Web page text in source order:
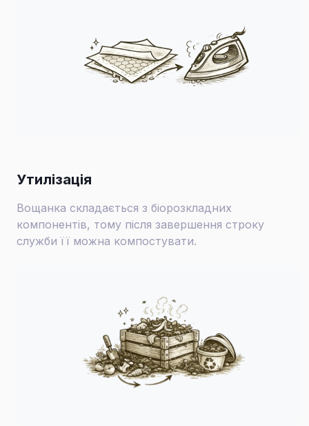
Утилізація
Вощанка складається з біорозкладних
компонентів, тому після завершення строку
служби її можна компостувати.